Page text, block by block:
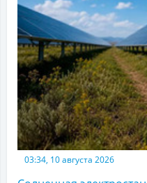
03:34, 10 августа 2026